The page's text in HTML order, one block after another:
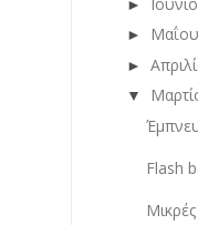
►
► Μαΐου
►
▼
Flash